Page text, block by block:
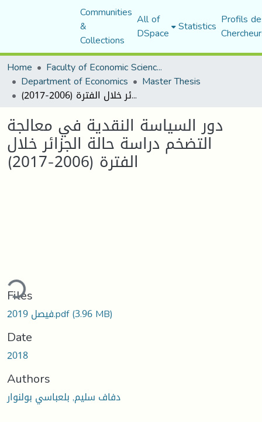
Communities
&
Collections
All of
DSpace Statistics Profils
Home
Faculty of Economic Sciences, Commerce and Management Sciences
Department of Economics Master Thesis
دور السياسة النقدية في معالجة التضخم دراسة حالة الجزائر خلال الفترة (2006-2017)
دور السياسة النقدية في معالجة
التضخم دراسة حالة الجزائر خلال
الفترة (2006-2017)
Files
فيصل 2019.pdf(3.96 MB)
Date
2018
Authors
دفاف سليم, بلعباسي بولنوار